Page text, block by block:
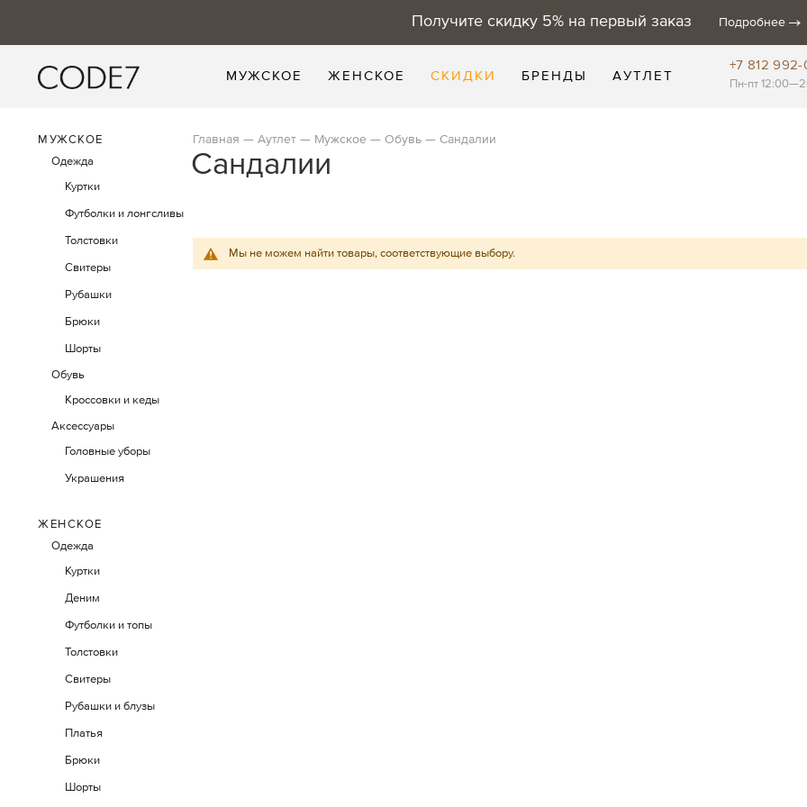
Получите скидку 5% на первый заказ Подробнее
МУЖСКОЕ ЖЕНСКОЕ СКИДКИ БРЕНДЫ АУТЛЕТ
+7 812 992-
Пн-пт
Главная Аутлет Мужское Обувь Сандалии
Сандалии
МУЖСКОЕ
Одежда
Куртки
Футболки и лонгсливы
Толстовки
Свитеры
Рубашки
Брюки
Шорты
Обувь
Кроссовки и кеды
Аксессуары
Головные уборы
Украшения
ЖЕНСКОЕ
Одежда
Куртки
Деним
Футболки и топы
Толстовки
Свитеры
Рубашки и блузы
Платья
Брюки
Шорты
Мы не можем найти товары, соответствующие выбору.